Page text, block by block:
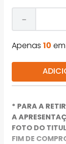
－
Apenas 10
* PARA A
A
FOTO DO
FIM DE